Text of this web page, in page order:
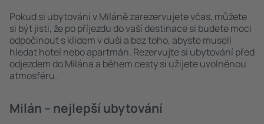
Pokud si ubytování v Miláně zarezervujete včas, můžete
si být jisti, že po příjezdu do vaší destinace si budete moci
odpočinout s klidem v duši a bez toho, abyste museli
hledat hotel nebo apartmán. Rezervujte si ubytování před
odjezdem do Milána a během cesty si užijete uvolněnou
atmosféru.
Milán – nejlepší ubytování